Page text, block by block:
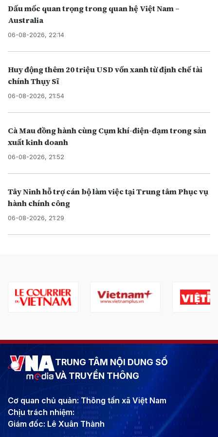
Dấu mốc quan trọng trong quan hệ Việt Nam –
Australia
06-08-2026, 22:14
Huy động thêm 20 triệu USD vốn xanh từ định chế tài
chính Thụy Sĩ
06-08-2026, 21:54
Cà Mau đồng hành cùng Cụm khí-điện-đạm trong sản
xuất kinh doanh
06-08-2026, 21:52
Tây Ninh hỗ trợ cán bộ làm việc tại Trung tâm Phục vụ
hành chính công
06-08-2026, 21:29
TRUNG TÂM NỘI DUNG SỐ
VÀ TRUYỀN THÔNG
Cơ quan chủ quản: Thông tấn xã Việt Nam
Chịu trách nhiệm:
Giám đốc: Lê Xuân Thành